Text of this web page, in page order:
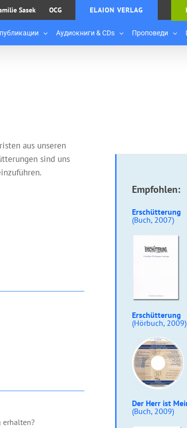
Sasek OCG ELAION VERLAG
Аудиокниги & CDs Проповеди
aus unseren
sind uns
erhalten?
Empfohlen:
Erschütterung
(Buch, 2007)
Erschütterung
(Hörbuch, 2009)
Der Herr ist
(Buch, 2009)